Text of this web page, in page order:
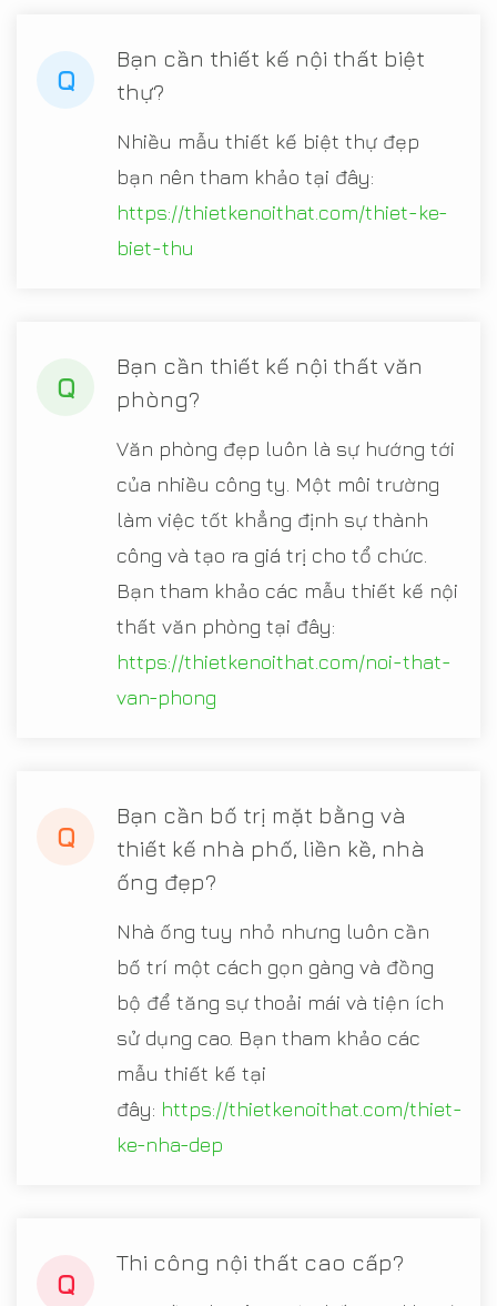
Q
Bạn cần thiết kế nội thất biệt
thự?
Nhiều mẫu thiết kế biệt thự đẹp
bạn nên tham khảo tại đây:
https://thietkenoithat.com/thiet-ke-
biet-thu
Q
Bạn cần thiết kế nội thất văn
phòng?
Văn phòng đẹp luôn là sự hướng tới
của nhiều công ty. Một môi trường
làm việc tốt khẳng định sự thành
công và tạo ra giá trị cho tổ chức.
Bạn tham khảo các mẫu thiết kế nội
thất văn phòng tại đây:
https://thietkenoithat.com/noi-that-
van-phong
Q
Bạn cần bố trị mặt bằng và
thiết kế nhà phố, liền kề, nhà
ống đẹp?
Nhà ống tuy nhỏ nhưng luôn cần
bố trí một cách gọn gàng và đồng
bộ để tăng sự thoải mái và tiện ích
sử dụng cao. Bạn tham khảo các
mẫu thiết kế tại
đây: https://thietkenoithat.com/thiet-
ke-nha-dep
Q
Thi công nội thất cao cấp?